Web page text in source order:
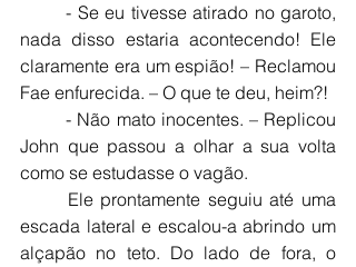
	- Se eu tivesse atirado no garoto,
nada disso estaria acontecendo! Ele
claramente era um espião! – Reclamou
Fae enfurecida. – O que te deu, heim?!
	- Não mato inocentes. – Replicou
John que passou a olhar a sua volta
como se estudasse o vagão.
escada lateral e escalou-a abrindo um
alçapão no teto. Do lado de fora, o